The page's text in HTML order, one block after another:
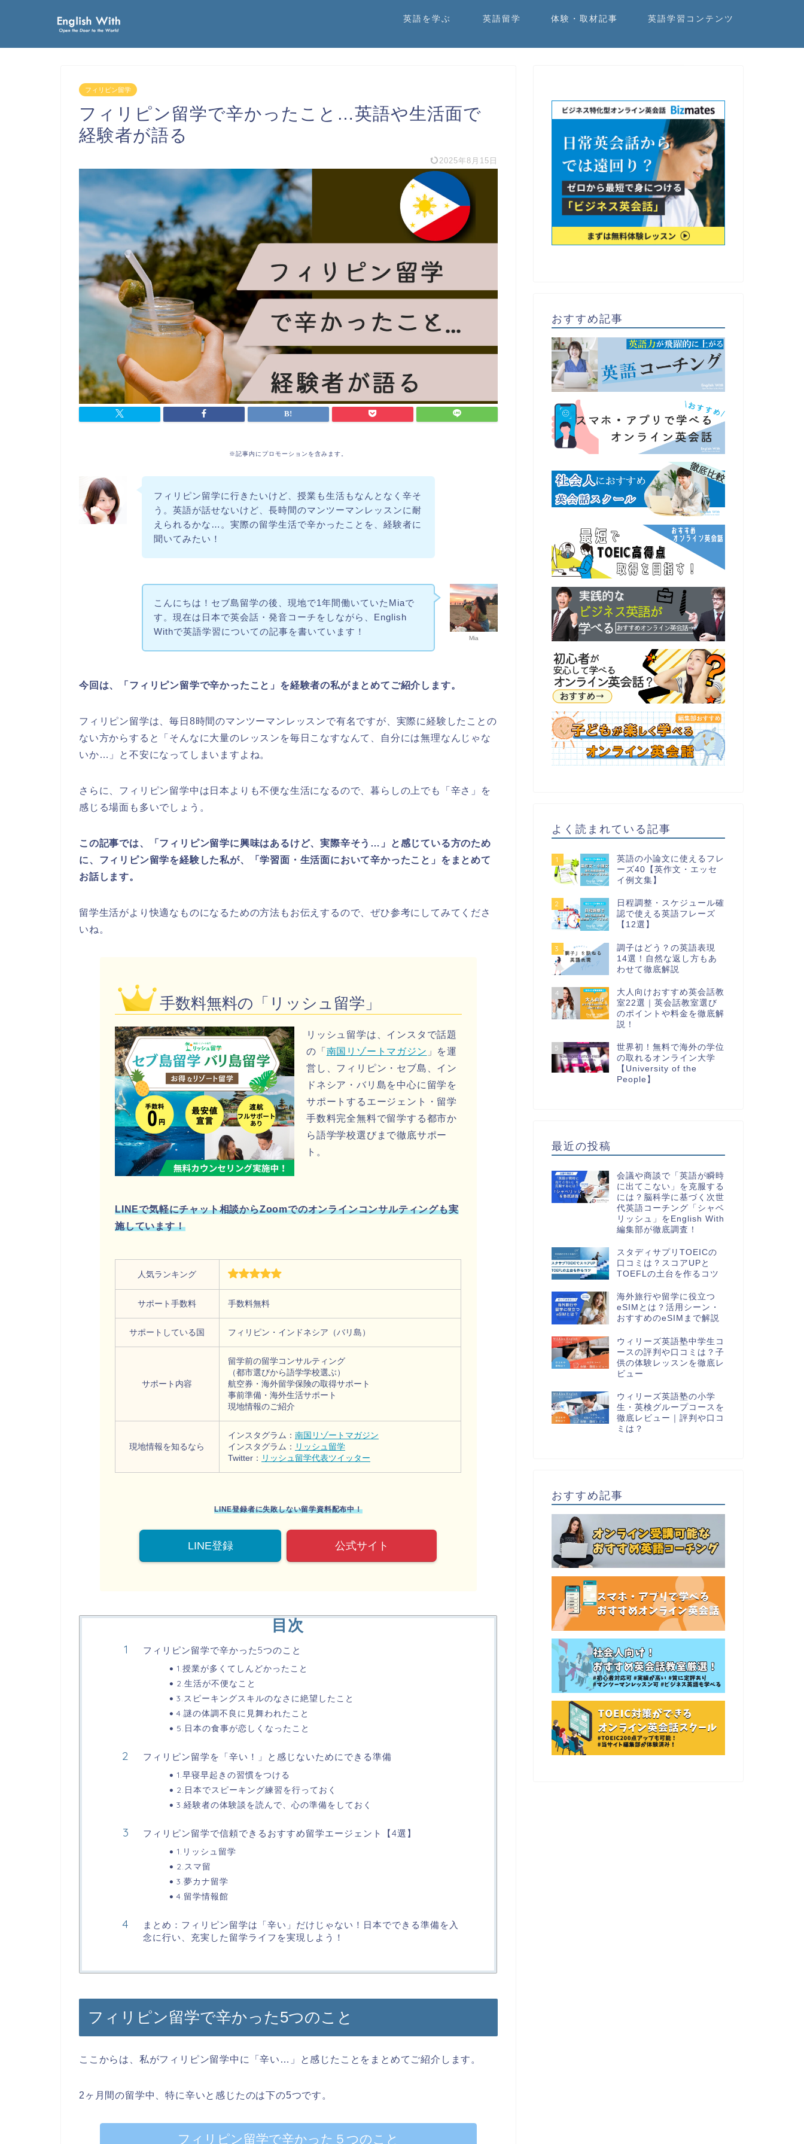
英語を学ぶ 英語留学 体験・取材記事 英語学習コンテンツ
フィリピン留学
フィリピン留学で辛かったこと…英語や生活面で
経験者が語る
2025年8月15日
※記事内にプロモーションを含みます。
フィリピン留学に行きたいけど、授業も生活もなんとなく辛そ
う。英語が話せないけど、長時間のマンツーマンレッスンに耐
えられるかな…。実際の留学生活で辛かったことを、経験者に
聞いてみたい！
Mia
こんにちは！セブ島留学の後、現地で1年間働いていたMiaで
す。現在は日本で英会話・発音コーチをしながら、English
Withで英語学習についての記事を書いています！
今回は、「フィリピン留学で辛かったこと」を経験者の私がまとめてご紹介します。
フィリピン留学は、毎日8時間のマンツーマンレッスンで有名ですが、実際に経験したことの
ない方からすると「そんなに大量のレッスンを毎日こなすなんて、自分には無理なんじゃな
いか…」と不安になってしまいますよね。
さらに、フィリピン留学中は日本よりも不便な生活になるので、暮らしの上でも「辛さ」を
感じる場面も多いでしょう。
この記事では、「フィリピン留学に興味はあるけど、実際辛そう…」と感じている方のため
に、フィリピン留学を経験した私が、「学習面・生活面において辛かったこと」をまとめて
お話します。
留学生活がより快適なものになるための方法もお伝えするので、ぜひ参考にしてみてくださ
いね。
手数料無料の「リッシュ留学」
リッシュ留学は、インスタで話題
の「 南国リゾートマガジン 」を運
営し、フィリピン・セブ島、イン
ドネシア・バリ島を中心に留学を
サポートするエージェント・留学
手数料完全無料で留学する都市か
ら語学学校選びまで徹底サポー
ト。
LINEで気軽にチャット相談からZoomでのオンラインコンサルティングも実
施しています！
人気ランキング
サポート手数料 手数料無料
サポートしている国 フィリピン・インドネシア（バリ島）
サポート内容
留学前の留学コンサルティング
（都市選びから語学学校選ぶ）
航空券・海外留学保険の取得サポート
事前準備・海外生活サポート
現地情報のご紹介
現地情報を知るなら
インスタグラム： 南国リゾートマガジン
インスタグラム： リッシュ留学
Twitter： リッシュ留学代表ツイッター
LINE登録者に失敗しない留学資料配布中！
LINE登録 公式サイト
目次
フィリピン留学で辛かった5つのこと
1.授業が多くてしんどかったこと
2.生活が不便なこと
3.スピーキングスキルのなさに絶望したこと
4.謎の体調不良に見舞われたこと
5.日本の食事が恋しくなったこと
フィリピン留学を「辛い！」と感じないためにできる準備
1.早寝早起きの習慣をつける
2.日本でスピーキング練習を行っておく
3.経験者の体験談を読んで、心の準備をしておく
フィリピン留学で信頼できるおすすめ留学エージェント【4選】
1.リッシュ留学
2.スマ留
3.夢カナ留学
4.留学情報館
まとめ：フィリピン留学は「辛い」だけじゃない！日本でできる準備を入
念に行い、充実した留学ライフを実現しよう！
フィリピン留学で辛かった5つのこと
ここからは、私がフィリピン留学中に「辛い…」と感じたことをまとめてご紹介します。
2ヶ月間の留学中、特に辛いと感じたのは下の5つです。
フィリピン留学で辛かった５つのこと
おすすめ記事
よく読まれている記事
1
英語の小論文に使えるフレ
ーズ40【英作文・エッセ
イ例文集】
2
日程調整・スケジュール確
認で使える英語フレーズ
【12選】
3
調子はどう？の英語表現
14選！自然な返し方もあ
わせて徹底解説
4
大人向けおすすめ英会話教
室22選｜英会話教室選び
のポイントや料金を徹底解
説！
5
世界初！無料で海外の学位
の取れるオンライン大学
【University of the
People】
最近の投稿
会議や商談で「英語が瞬時
に出てこない」を克服する
には？脳科学に基づく次世
代英語コーチング「シャベ
リッシュ」をEnglish With
編集部が徹底調査！
スタディサプリTOEICの
口コミは？スコアUPと
TOEFLの土台を作るコツ
海外旅行や留学に役立つ
eSIMとは？活用シーン・
おすすめのeSIMまで解説
ウィリーズ英語塾中学生コ
ースの評判や口コミは？子
供の体験レッスンを徹底レ
ビュー
ウィリーズ英語塾の小学
生・英検グループコースを
徹底レビュー｜評判や口コ
ミは？
おすすめ記事